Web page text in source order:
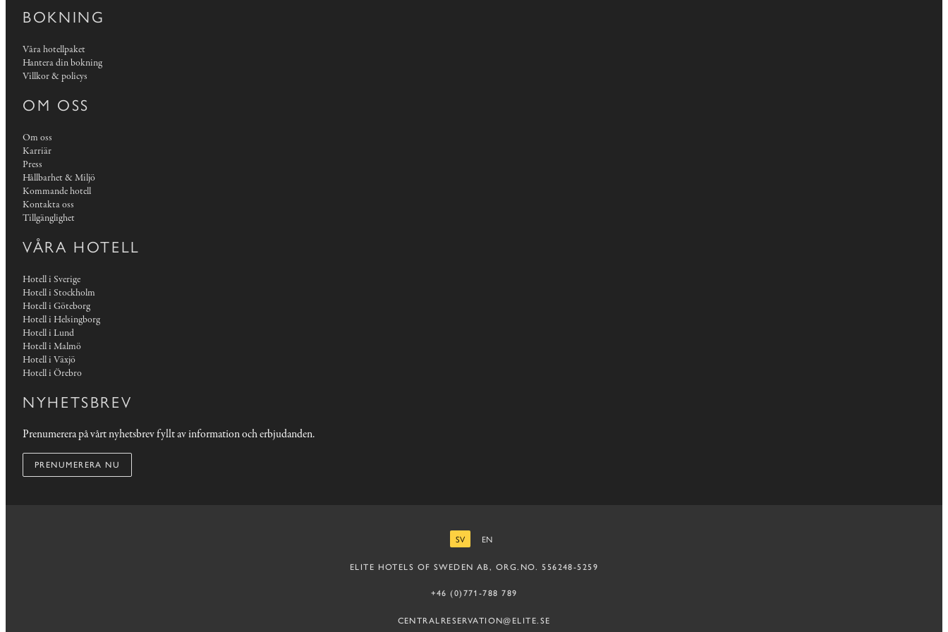
BOKNING
Våra hotellpaket
Hantera din bokning
Villkor & policys
OM OSS
Om oss
Karriär
Press
Hållbarhet & Miljö
Kommande hotell
Kontakta oss
Tillgänglighet
VÅRA HOTELL
Hotell i Sverige
Hotell i Stockholm
Hotell i Göteborg
Hotell i Helsingborg
Hotell i Lund
Hotell i Malmö
Hotell i Växjö
Hotell i Örebro
NYHETSBREV
Prenumerera på vårt nyhetsbrev fyllt av information och erbjudanden.
PRENUMERERA NU
SV
EN
ELITE HOTELS OF SWEDEN AB, ORG.NO. 556248-5259
+46 (0)771-788 789
CENTRALRESERVATION@ELITE.SE